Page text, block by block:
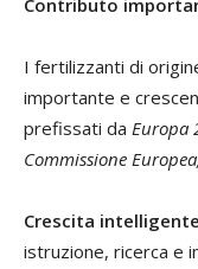
Contributo
I fertilizzanti di
importante e
prefissati da Europa
Commissione Europea,
Crescita intelligente
istruzione, ricerca e